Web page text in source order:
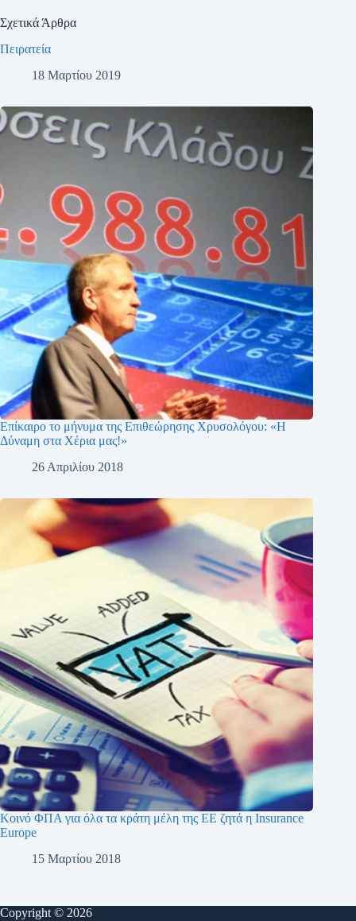
Σχετικά Άρθρα
Πειρατεία
18 Μαρτίου 2019
Επίκαιρο το μήνυμα της Επιθεώρησης Χρυσολόγου: «Η
Δύναμη στα Χέρια μας!»
26 Απριλίου 2018
Κοινό ΦΠΑ για όλα τα κράτη μέλη της ΕΕ ζητά η Insurance
Europe
15 Μαρτίου 2018
Copyright © 2026